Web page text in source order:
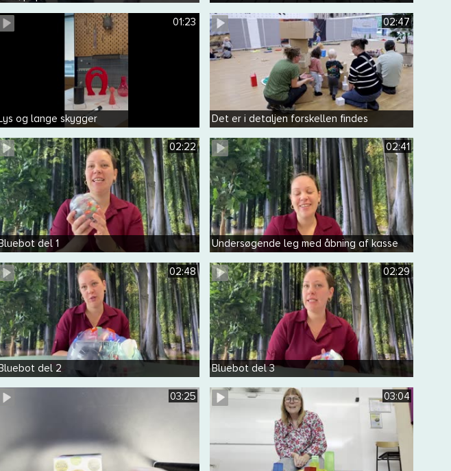
01:23
og lange skygger
02:47
Det er i detaljen forskellen findes
02:22
del 1
02:41
Undersøgende leg med åbning af kasse
02:48
del 2
02:29
Bluebot del 3
03:25 03:04